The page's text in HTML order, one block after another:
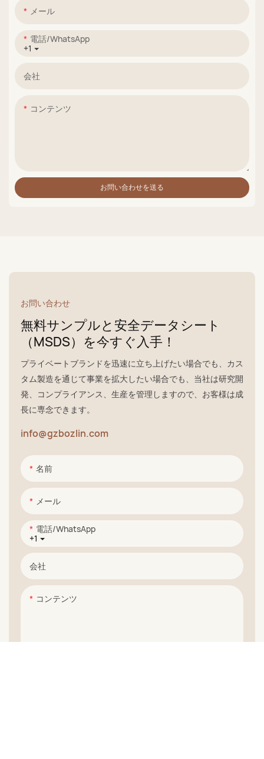
メール
+1
電話/WhatsApp
会社
コンテンツ
お問い合わせを送る
お問い合わせ
無料サンプルと安全データシート
（MSDS）を今すぐ入手！
プライベートブランドを迅速に立ち上げたい場合でも、カス
タム製造を通じて事業を拡大したい場合でも、当社は研究開
発、コンプライアンス、生産を管理しますので、お客様は成
長に専念できます。
info@gzbozlin.com
名前
メール
+1
電話/WhatsApp
会社
コンテンツ